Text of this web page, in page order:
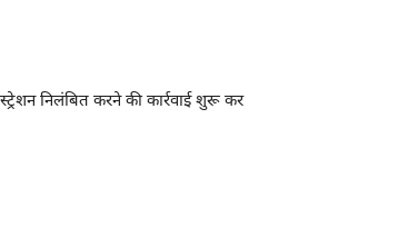
निलंबित करने की कार्रवाई शुरू कर